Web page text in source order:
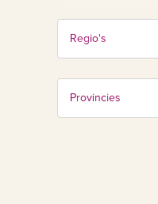
Regio's
Provincies